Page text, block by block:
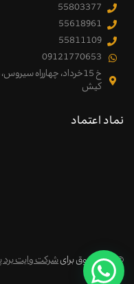
55803377
55618961
55811109
09121770653
خ 15خرداد، چهارراه
کیش
نماد اعتماد
© کلیه حقوق برایشرکت وایت برد